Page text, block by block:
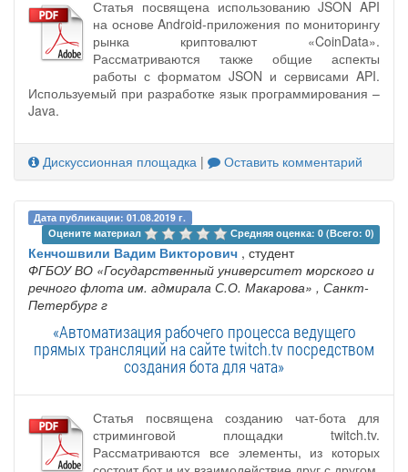
Статья посвящена использованию JSON API
на основе Android-приложения по мониторингу
рынка криптовалют «CoinData».
Рассматриваются также общие аспекты
работы с форматом JSON и сервисами API.
Используемый при разработке язык программирования –
Java.
Дискуссионная площадка | Оставить комментарий
Дата публикации: 01.08.2019 г.
Оцените материал
Средняя оценка: 0 (Всего: 0)
Кенчошвили Вадим Викторович , студент
ФГБОУ ВО «Государственный университет морского и
речного флота им. адмирала С.О. Макарова» , Санкт-
Петербург г
«Автоматизация рабочего процесса ведущего
прямых трансляций на сайте twitch.tv посредством
создания бота для чата»
Статья посвящена созданию чат-бота для
стриминговой площадки twitch.tv.
Рассматриваются все элементы, из которых